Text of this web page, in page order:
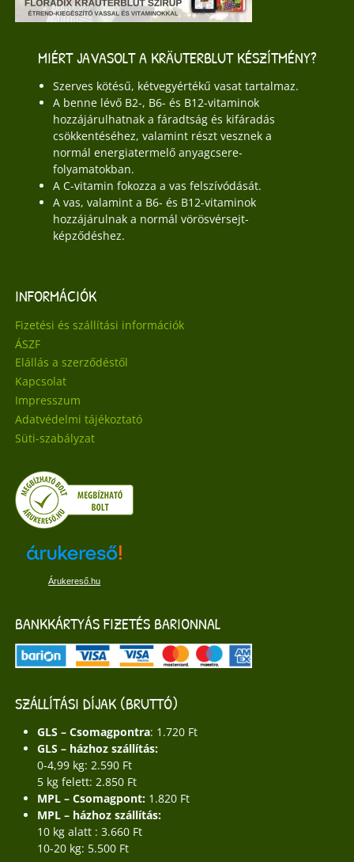
MIÉRT JAVASOLT A KRÄUTERBLUT KÉSZÍTMÉNY?
Szerves kötésű, kétvegyértékű vasat tartalmaz.
A benne lévő B2-, B6- és B12-vitaminok
hozzájárulhatnak a fáradtság és kifáradás
csökkentéséhez, valamint részt vesznek a
normál energiatermelő anyagcsere-
folyamatokban.
A C-vitamin fokozza a vas felszívódását.
A vas, valamint a B6- és B12-vitaminok
hozzájárulnak a normál vörösvérsejt-
képződéshez.
INFORMÁCIÓK
Fizetési és szállítási információk
ÁSZF
Elállás a szerződéstől
Kapcsolat
Impresszum
Adatvédelmi tájékoztató
Süti-szabályzat
Árukereső.hu
BANKKÁRTYÁS FIZETÉS BARIONNAL
SZÁLLÍTÁSI DÍJAK (BRUTTÓ)
GLS – Csomagpontra: 1.720 Ft
GLS – házhoz szállítás:
0-4,99 kg: 2.590 Ft
5 kg felett: 2.850 Ft
MPL – Csomagpont: 1.820 Ft
MPL – házhoz szállítás:
10 kg alatt : 3.660 Ft
10-20 kg: 5.500 Ft